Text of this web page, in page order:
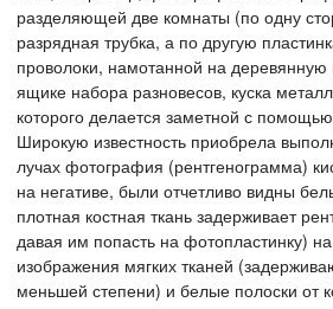
разделяющей две комнаты (по одну
разрядная трубка, а по другую
проволоки, намотанной на деревянную
ящике набора разновесов, куска
которого делается заметной с помощью
Широкую известность приобрела
лучах фотография (рентгенограмма)
на негативе, были отчетливо видны
плотная костная ткань задерживает
давая им попасть на фотопластинку)
изображения мягких тканей
меньшей степени) и белые полоски от